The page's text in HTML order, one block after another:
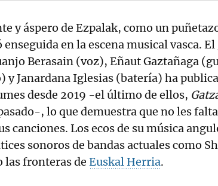
y áspero de Ezpalak, como un
en la escena musical vasca.
Berasain (voz), Eñaut Gaztañaga
y Janardana Iglesias (batería) ha
desde 2019 -el último de ellos,
, lo que demuestra que no les
canciones. Los ecos de su música
sonoros de bandas actuales como
las fronteras de Euskal Herria.